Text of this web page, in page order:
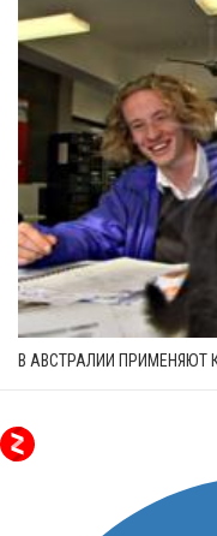
В АВСТРАЛИИ ПРИМЕНЯЮТ